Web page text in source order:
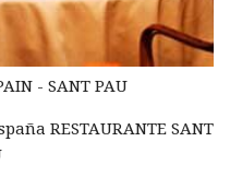
- SANT PAU
RESTAURANTE SANT